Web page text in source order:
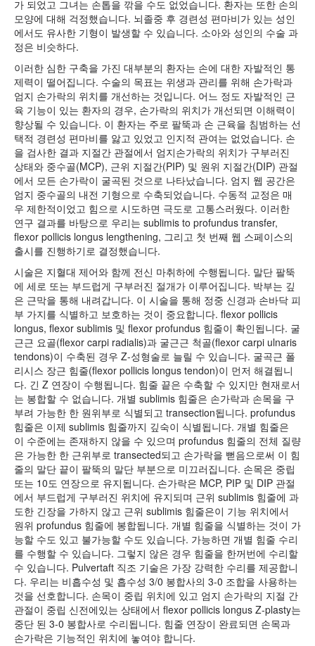
가 되었고 그녀는 손톱을 깎을 수도 없었습니다. 환자는 또한 손의
모양에 대해 걱정했습니다. 뇌졸중 후 경련성 편마비가 있는 성인
에서도 유사한 기형이 발생할 수 있습니다. 소아와 성인의 수술 과
정은 비슷하다.
이러한 심한 구축을 가진 대부분의 환자는 손에 대한 자발적인 통
제력이 떨어집니다. 수술의 목표는 위생과 관리를 위해 손가락과
엄지 손가락의 위치를 개선하는 것입니다. 어느 정도 자발적인 근
육 기능이 있는 환자의 경우, 손가락의 위치가 개선되면 이해력이
향상될 수 있습니다. 이 환자는 주로 팔뚝과 손 근육을 침범하는 선
택적 경련성 편마비를 앓고 있었고 인지적 관여는 없었습니다. 손
을 검사한 결과 지절간 관절에서 엄지손가락의 위치가 구부러진
상태와 중수골(MCP), 근위 지절간(PIP) 및 원위 지절간(DIP) 관절
에서 모든 손가락이 굴곡된 것으로 나타났습니다. 엄지 웹 공간은
엄지 중수골의 내전 기형으로 수축되었습니다. 수동적 교정은 매
우 제한적이었고 힘으로 시도하면 극도로 고통스러웠다. 이러한
연구 결과를 바탕으로 우리는 sublimis to profundus transfer,
flexor pollicis longus lengthening, 그리고 첫 번째 웹 스페이스의
출시를 진행하기로 결정했습니다.
시술은 지혈대 제어와 함께 전신 마취하에 수행됩니다. 말단 팔뚝
에 세로 또는 부드럽게 구부러진 절개가 이루어집니다. 박부는 깊
은 근막을 통해 내려갑니다. 이 시술을 통해 정중 신경과 손바닥 피
부 가지를 식별하고 보호하는 것이 중요합니다. flexor pollicis
longus, flexor sublimis 및 flexor profundus 힘줄이 확인됩니다. 굴
근근 요골(flexor carpi radialis)과 굴근근 척골(flexor carpi ulnaris
tendons)이 수축된 경우 Z-성형술로 늘릴 수 있습니다. 굴곡근 폴
리시스 장근 힘줄(flexor pollicis longus tendon)이 먼저 해결됩니
다. 긴 Z 연장이 수행됩니다. 힘줄 끝은 수축할 수 있지만 현재로서
는 봉합할 수 없습니다. 개별 sublimis 힘줄은 손가락과 손목을 구
부려 가능한 한 원위부로 식별되고 transection됩니다. profundus
힘줄은 이제 sublimis 힘줄까지 깊숙이 식별됩니다. 개별 힘줄은
이 수준에는 존재하지 않을 수 있으며 profundus 힘줄의 전체 질량
은 가능한 한 근위부로 transected되고 손가락을 뻗음으로써 이 힘
줄의 말단 끝이 팔뚝의 말단 부분으로 미끄러집니다. 손목은 중립
또는 10도 연장으로 유지됩니다. 손가락은 MCP, PIP 및 DIP 관절
에서 부드럽게 구부러진 위치에 유지되며 근위 sublimis 힘줄에 과
도한 긴장을 가하지 않고 근위 sublimis 힘줄은이 기능 위치에서
원위 profundus 힘줄에 봉합됩니다. 개별 힘줄을 식별하는 것이 가
능할 수도 있고 불가능할 수도 있습니다. 가능하면 개별 힘줄 수리
를 수행할 수 있습니다. 그렇지 않은 경우 힘줄을 한꺼번에 수리할
수 있습니다. Pulvertaft 직조 기술은 가장 강력한 수리를 제공합니
다. 우리는 비흡수성 및 흡수성 3/0 봉합사의 3-0 조합을 사용하는
것을 선호합니다. 손목이 중립 위치에 있고 엄지 손가락의 지절 간
관절이 중립 신전에있는 상태에서 flexor pollicis longus Z-plasty는
중단 된 3-0 봉합사로 수리됩니다. 힘줄 연장이 완료되면 손목과
손가락은 기능적인 위치에 놓여야 합니다.